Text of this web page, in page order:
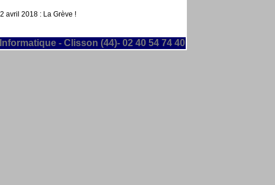
avril 2018 : La Grève !
- Clisson (44)- 02 40 54 74 40